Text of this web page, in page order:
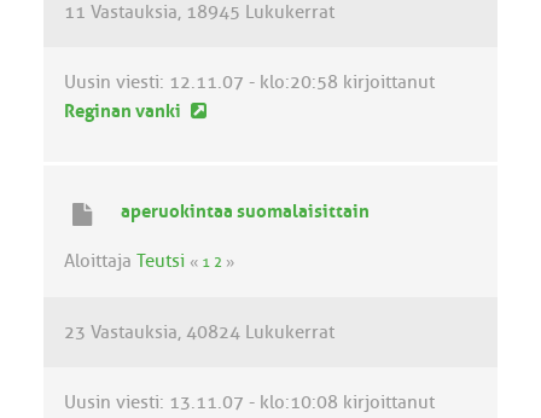
s
i
11 Vastauksia 18945 Lukukerrat
Uusin viesti: 12.11.07 - klo:20:58 kirjoittanut
Reginan vanki
U
v
s
i
aperuokintaa suomalaisittain
Aloittaja Teutsi « 1 2 »
23 Vastauksia 40824 Lukukerrat
Uusin viesti: 13.11.07 - klo:10:08 kirjoittanut